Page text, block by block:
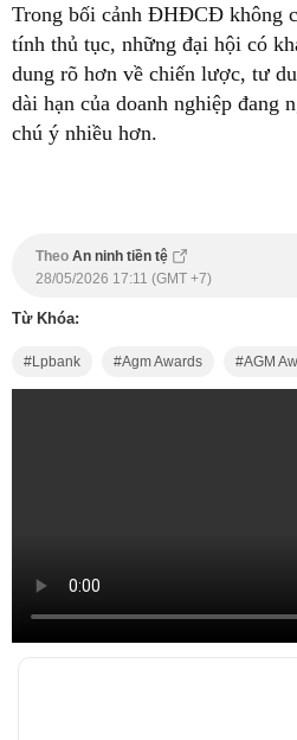
Trong bối cảnh ĐHĐCĐ không
tính thủ tục, những đại hội có
dung rõ hơn về chiến lược, tư
dài hạn của doanh nghiệp đang
chú ý nhiều hơn.
Theo An ninh tiền tệ
28/05/2026 17:11 (GMT +7)
Từ Khóa:
Lpbank Agm Awards AGM